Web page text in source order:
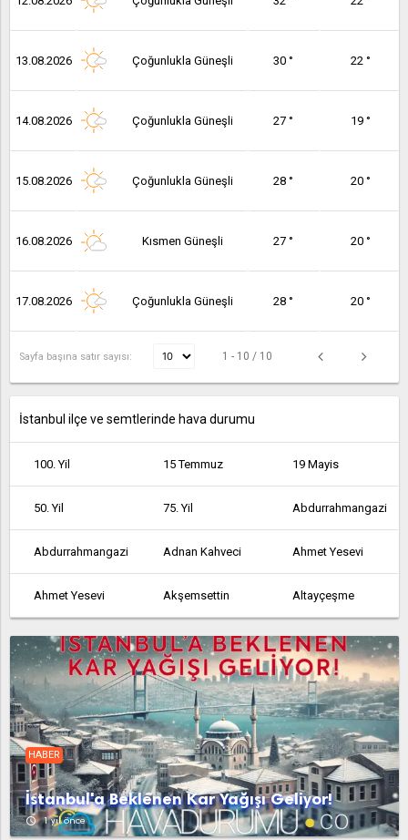
13.08.2026 Çoğunlukla Güneşli 30 ° 22 °
14.08.2026 Çoğunlukla Güneşli 27 ° 19 °
15.08.2026 Çoğunlukla Güneşli 28 ° 20 °
16.08.2026 Kısmen Güneşli 27 ° 20 °
17.08.2026 Çoğunlukla Güneşli 28 ° 20 °
Sayfa başına satır sayısı: 1 - 10 / 10
İstanbul ilçe ve semtlerinde hava durumu
100. Yil 15 Temmuz 19 Mayis
50. Yil 75. Yil Abdurrahmangazi
Abdurrahmangazi Adnan Kahveci Ahmet Yesevi
Ahmet Yesevi Akşemsettin Altayçeşme
Altinşehir Altintepe Altintepsi
Ambarli Armağanevler Atakent
Atalar Atatürk Atatürk
Atatürk Avcılar Ayazağa
Aydinli Bağcılar Bağlarbaşi
HABER
İstanbul'a Beklenen Kar Yağışı Geliyor!
access_time 1 yıl önce